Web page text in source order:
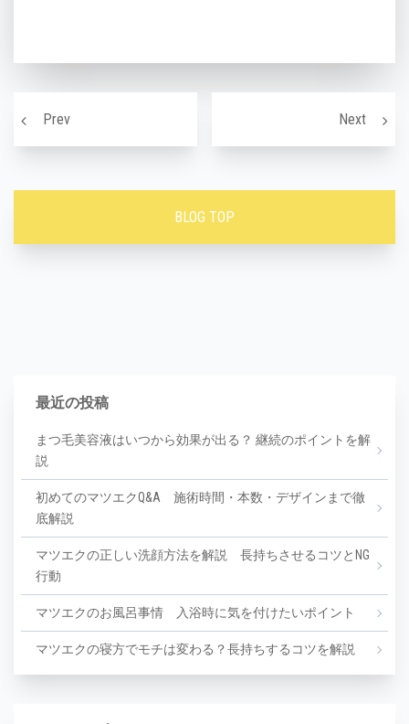
Prev
冬の美肌の保ち方 Nextシミ
BLOG TOP
最近の投稿
まつ毛美容液はいつから効果が出る？ 継続のポイントを解
説
初めてのマツエクQ&A 施術時間・本数・デザインまで徹
底解説
マツエクの正しい洗顔方法を解説 長持ちさせるコツとNG
行動
マツエクのお風呂事情 入浴時に気を付けたいポイント
マツエクの寝方でモチは変わる？長持ちするコツを解説